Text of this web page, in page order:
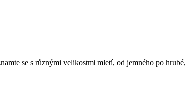
se s různými velikostmi mletí, od jemného po